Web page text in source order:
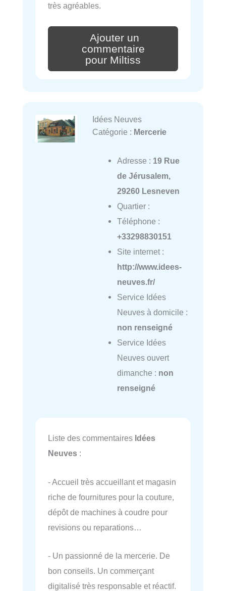
très agréables.
Ajouter un
commentaire
pour Miltiss
Idées Neuves
Catégorie : Mercerie
Adresse : 19 Rue
de Jérusalem,
29260 Lesneven
Quartier :
Téléphone :
+33298830151
Site internet :
http://www.idees-
neuves.fr/
Service Idées
Neuves à domicile :
non renseigné
Service Idées
Neuves ouvert
dimanche : non
renseigné
Liste des commentaires Idées
Neuves :
- Accueil très accueillant et magasin
riche de fournitures pour la couture,
dépôt de machines à coudre pour
revisions ou reparations…
- Un passionné de la mercerie. De
bon conseils. Un commerçant
digitalisé très responsable et réactif.